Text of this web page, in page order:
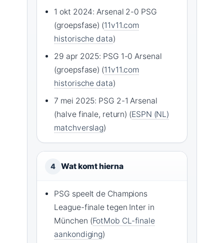
1 okt 2024: Arsenal 2-0 PSG
(groepsfase) (11v11.com
historische data)
29 apr 2025: PSG 1-0 Arsenal
(groepsfase) (11v11.com
historische data)
7 mei 2025: PSG 2-1 Arsenal
(halve finale, return) (ESPN (NL)
matchverslag)
4 Wat komt hierna
PSG speelt de Champions
League-finale tegen Inter in
München (FotMob CL-finale
aankondiging)